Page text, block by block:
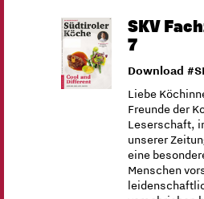
SKV
7
Download
Liebe
Freunde der
Leserschaft,
unserer
eine
Menschen